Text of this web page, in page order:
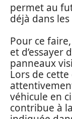
permet au
déjà dans
Pour ce
et d’essayer
panneaux
Lors de
véhicule en
contribue à